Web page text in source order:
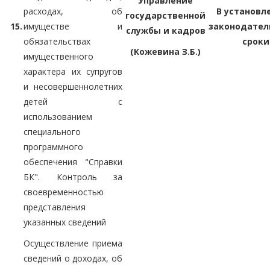
15.
расходах, об
имуществе и
обязательствах
имущественного
характера их супругов
и несовершеннолетних
детей с
использованием
специального
программного
обеспечения "Справки
БК". Контроль за
своевременностью
представления
указанных сведений
государственной
службы и кадров
(Кожевина З.Б.)
В
сроки
Осуществление приема
сведений о доходах, об